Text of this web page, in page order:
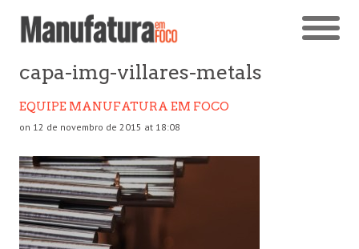
capa-img-villares-metals
EQUIPE MANUFATURA EM FOCO
on 12 de novembro de 2015 at 18:08